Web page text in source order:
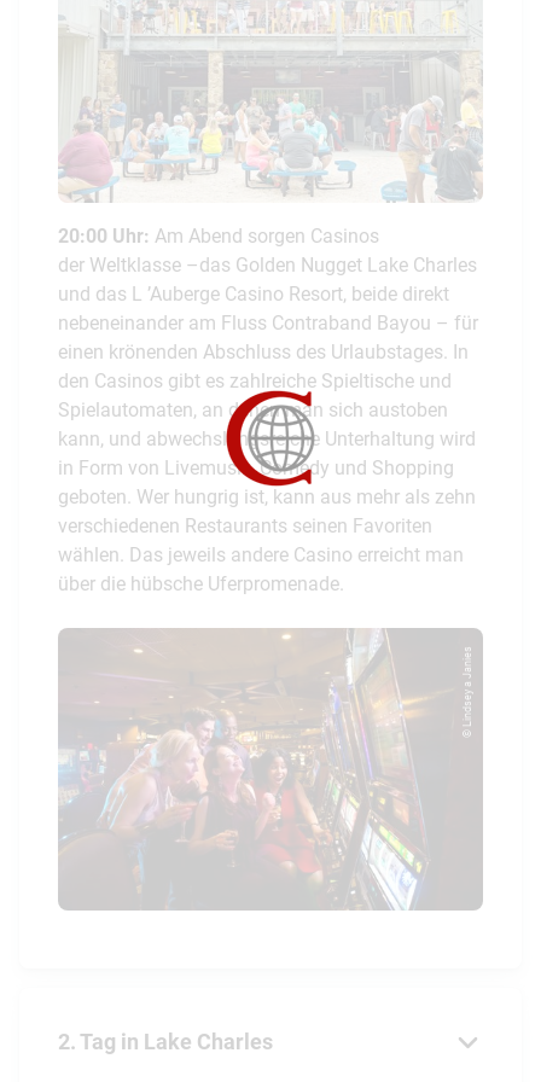
20:00 Uhr: Am Abend sorgen Casinos
der Weltklasse –das Golden Nugget Lake Charles
und das L ’Auberge Casino Resort, beide direkt
nebeneinander am Fluss Contraband Bayou – für
einen krönenden Abschluss des Urlaubstages. In
den Casinos gibt es zahlreiche Spieltische und
Spielautomaten, an denen man sich austoben
kann, und abwechslungsreiche Unterhaltung wird
in Form von Livemusik, Comedy und Shopping
geboten. Wer hungrig ist, kann aus mehr als zehn
verschiedenen Restaurants seinen Favoriten
wählen. Das jeweils andere Casino erreicht man
über die hübsche Uferpromenade.
© Lindsey a Janies
2. Tag in Lake Charles